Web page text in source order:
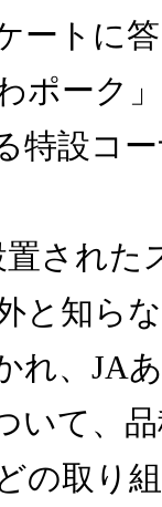
ートに
ポーク
特設コ
置された
と知ら
れ、JA
いて、
の取り